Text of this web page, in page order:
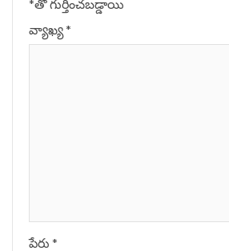
*‌తో గుర్తించబడ్డాయి
వ్యాఖ్య*
పేరు *